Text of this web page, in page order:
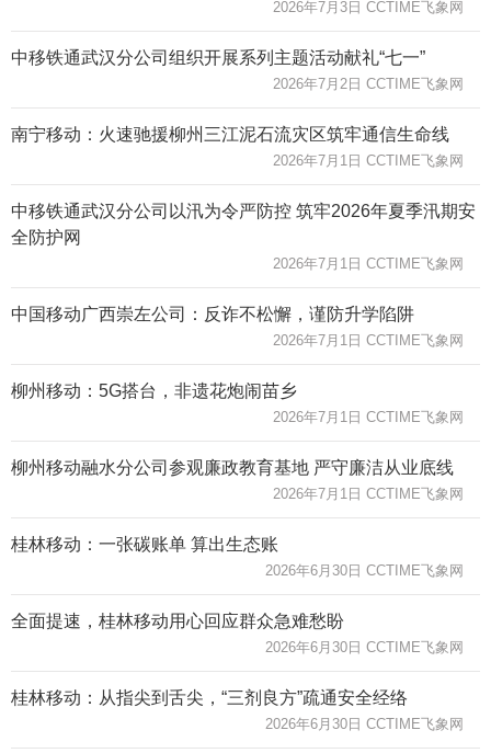
2026年7月3日 CCTIME飞象网
中移铁通武汉分公司组织开展系列主题活动献礼“七一”
2026年7月2日 CCTIME飞象网
南宁移动：火速驰援柳州三江泥石流灾区筑牢通信生命线
2026年7月1日 CCTIME飞象网
中移铁通武汉分公司以汛为令严防控 筑牢2026年夏季汛期安
全防护网
2026年7月1日 CCTIME飞象网
中国移动广西崇左公司：反诈不松懈，谨防升学陷阱
2026年7月1日 CCTIME飞象网
柳州移动：5G搭台，非遗花炮闹苗乡
2026年7月1日 CCTIME飞象网
柳州移动融水分公司参观廉政教育基地 严守廉洁从业底线
2026年7月1日 CCTIME飞象网
桂林移动：一张碳账单 算出生态账
2026年6月30日 CCTIME飞象网
全面提速，桂林移动用心回应群众急难愁盼
2026年6月30日 CCTIME飞象网
桂林移动：从指尖到舌尖，“三剂良方”疏通安全经络
2026年6月30日 CCTIME飞象网